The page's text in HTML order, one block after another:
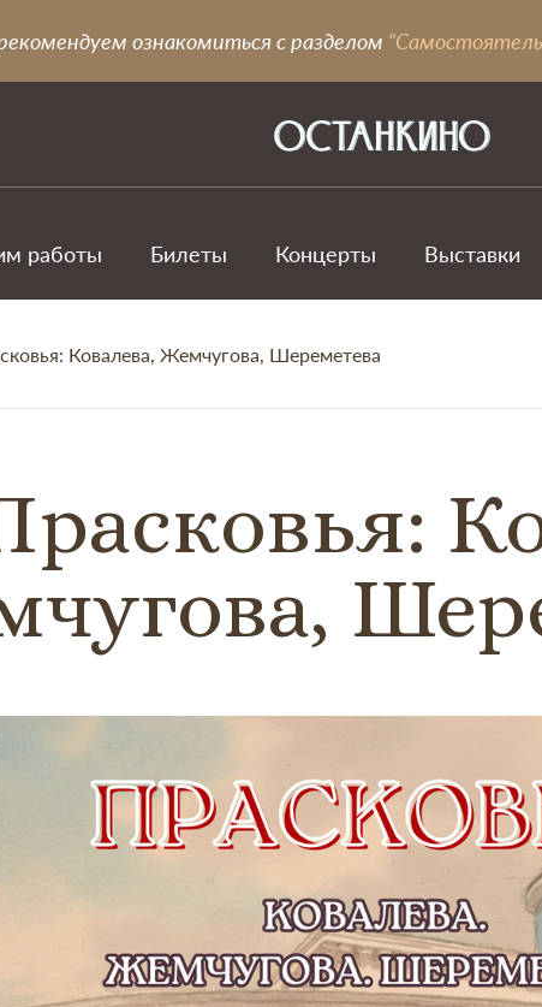
ознакомиться с разделом
работы Билеты Концерты Выставки
Ковалева, Жемчугова, Шереметева